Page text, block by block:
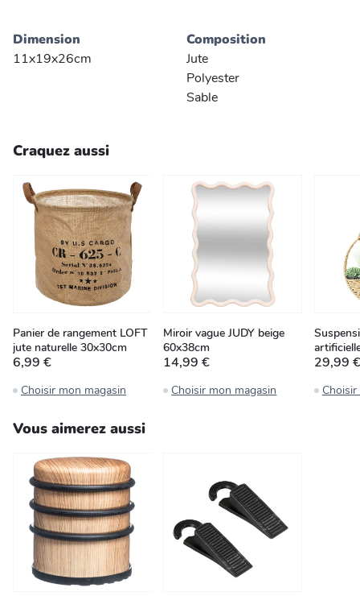
Dimension
11x19x26cm
Composition
Jute
Polyester
Sable
Craquez aussi
Panier de rangement LOFT
jute naturelle 30x30cm
6,99 €
Choisir mon magasin
Miroir vague JUDY beige
60x38cm
14,99 €
Choisir mon magasin
29,99 €
Vous aimerez aussi